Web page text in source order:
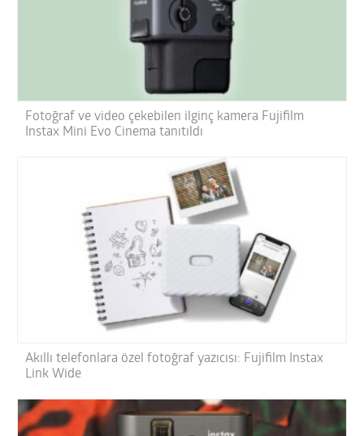
Fotoğraf ve video çekebilen ilginç kamera Fujifilm
Instax Mini Evo Cinema tanıtıldı
Akıllı telefonlara özel fotoğraf yazıcısı: Fujifilm Instax
Link Wide